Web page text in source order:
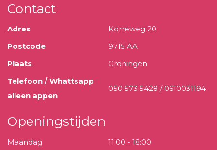
Contact
Adres
Korreweg 20
Postcode
9715 AA
Plaats
Groningen
Telefoon / Whattsapp
alleen appen
050 573 5428 / 0610031194
Openingstijden
Maandag
11:00 - 18:00